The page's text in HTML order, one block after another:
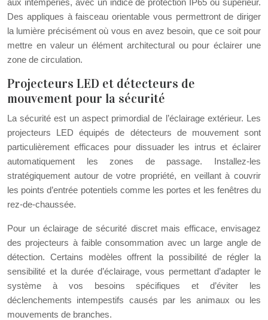
Des appliques à faisceau orientable vous permettront de diriger
la lumière précisément où vous en avez besoin, que ce soit pour
mettre en valeur un élément architectural ou pour éclairer une
zone de circulation.
Projecteurs LED et détecteurs de
mouvement pour la sécurité
La sécurité est un aspect primordial de l’éclairage extérieur. Les
projecteurs LED équipés de détecteurs de mouvement sont
particulièrement efficaces pour dissuader les intrus et éclairer
automatiquement les zones de passage. Installez-les
stratégiquement autour de votre propriété, en veillant à couvrir
les points d’entrée potentiels comme les portes et les fenêtres du
rez-de-chaussée.
Pour un éclairage de sécurité discret mais efficace, envisagez
des projecteurs à faible consommation avec un large angle de
détection. Certains modèles offrent la possibilité de régler la
sensibilité et la durée d’éclairage, vous permettant d’adapter le
système à vos besoins spécifiques et d’éviter les
déclenchements intempestifs causés par les animaux ou les
mouvements de branches.